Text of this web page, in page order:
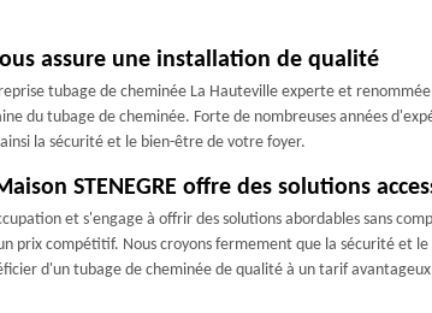
assure une installation de qualité
tubage de cheminée La Hauteville experte et
du tubage de cheminée. Forte de nombreuses années
la sécurité et le bien-être de votre foyer.
STENEGRE offre des solutions
et s'engage à offrir des solutions abordables sans
prix compétitif. Nous croyons fermement que la sécurité et
d'un tubage de cheminée de qualité à un tarif